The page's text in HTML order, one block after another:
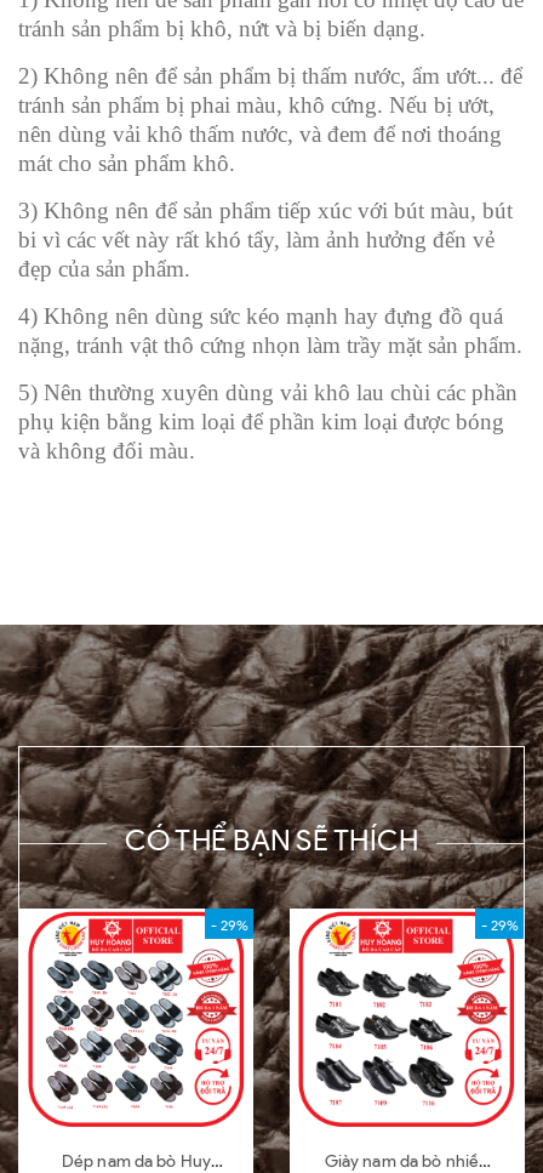
tránh sản phẩm bị khô, nứt và bị biến dạng.
2) Không nên để sản phẩm bị thấm nước, ẩm ướt... để
tránh sản phẩm bị phai màu, khô cứng. Nếu bị ướt,
nên dùng vải khô thấm nước, và đem để nơi thoáng
mát cho sản phẩm khô.
3) Không nên để sản phẩm tiếp xúc với bút màu, bút
bi vì các vết này rất khó tẩy, làm ảnh hưởng đến vẻ
đẹp của sản phẩm.
4) Không nên dùng sức kéo mạnh hay đựng đồ quá
nặng, tránh vật thô cứng nhọn làm trầy mặt sản phẩm.
5) Nên thường xuyên dùng vải khô lau chùi các phần
phụ kiện bằng kim loại để phần kim loại được bóng
và không đổi màu.
CÓ THỂ BẠN SẼ THÍCH
- 29%
Dép nam da bò Huy
- 29%
Giày nam da bò nhiều